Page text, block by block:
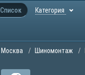
Список Категория
Москва Шиномонтаж